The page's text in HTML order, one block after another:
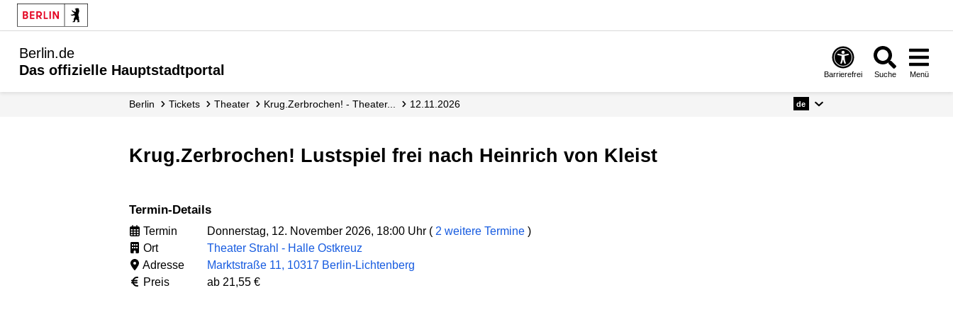
Berlin.de
Das offizielle Hauptstadtportal
Barrierefrei Suche Menü
Berlin Tickets Theater Krug.Zerbrochen! - Theater... 12.11.2026 de
Krug.Zerbrochen! Lustspiel frei nach Heinrich von Kleist
Termin-Details
Termin Donnerstag, 12. November 2026, 18:00 Uhr ( 2 weitere Termine )
Ort
Theater Strahl - Halle Ostkreuz
Adresse
Marktstraße 11, 10317 Berlin-Lichtenberg
Preis
ab 21,55 €